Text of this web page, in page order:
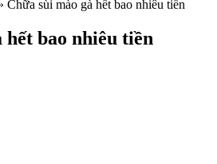
Chữa sùi mào gà hết bao nhiêu tiền
hết bao nhiêu tiền